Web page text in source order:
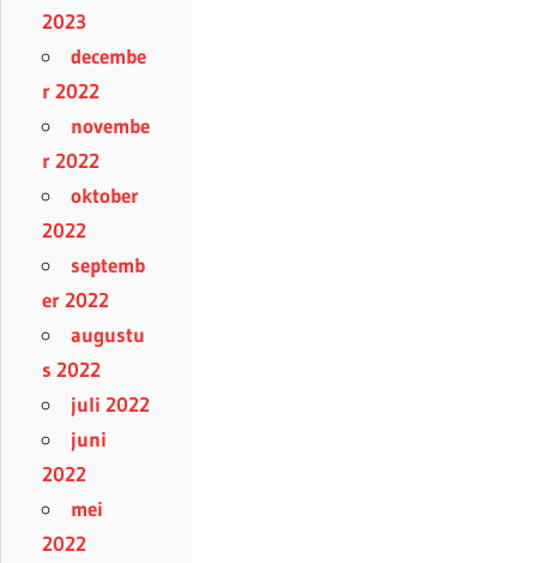
2023
decembe
r 2022
novembe
r 2022
oktober
2022
septemb
er 2022
augustu
s 2022
juli 2022
juni
2022
mei
2022